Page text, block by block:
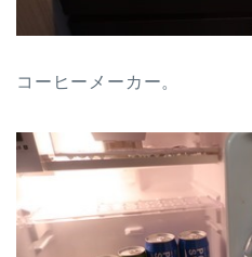
コーヒーメーカー。